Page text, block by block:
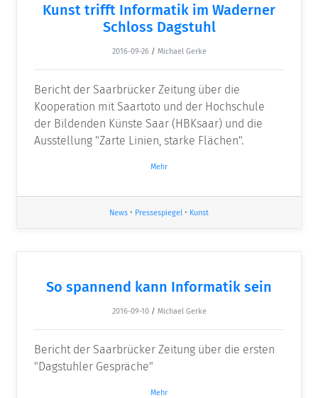
Kunst trifft Informatik im Waderner
Schloss Dagstuhl
2016-09-26 / Michael Gerke
Bericht der Saarbrücker Zeitung über die
Kooperation mit Saartoto und der Hochschule
der Bildenden Künste Saar (HBKsaar) und die
Ausstellung "Zarte Linien, starke Flächen".
Mehr
News • Pressespiegel • Kunst
So spannend kann Informatik sein
2016-09-10 / Michael Gerke
Bericht der Saarbrücker Zeitung über die ersten
"Dagstuhler Gespräche"
Mehr